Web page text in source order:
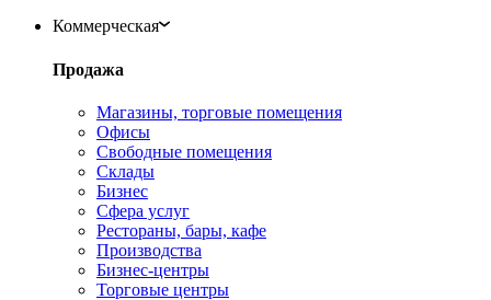
Коммерческая
Продажа
Магазины, торговые помещения
Офисы
Свободные помещения
Склады
Бизнес
Сфера услуг
Рестораны, бары, кафе
Производства
Бизнес-центры
Торговые центры